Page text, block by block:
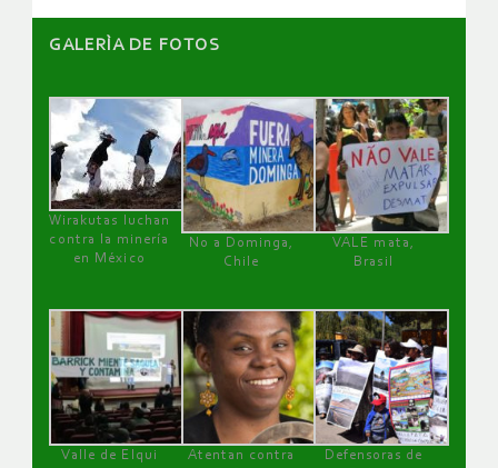
GALERÌA DE FOTOS
Wirakutas luchan
contra la minería
en México
No a Dominga,
Chile
VALE mata,
Brasil
Valle de Elqui
Atentan contra
Defensoras de